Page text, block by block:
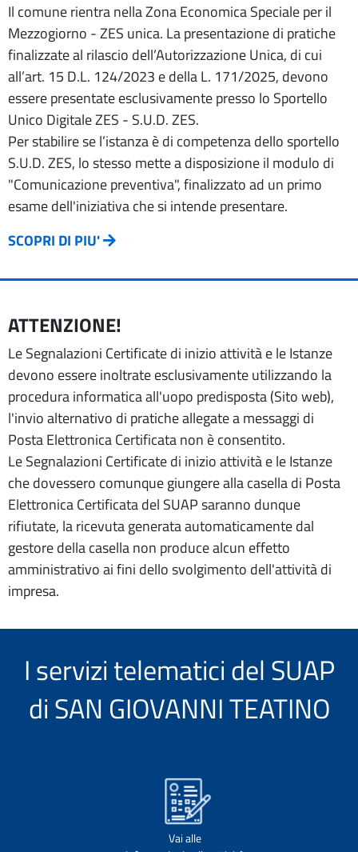
Il comune rientra nella Zona Economica Speciale per il
Mezzogiorno - ZES unica. La presentazione di pratiche
finalizzate al rilascio dell’Autorizzazione Unica, di cui
all’art. 15 D.L. 124/2023 e della L. 171/2025, devono
essere presentate esclusivamente presso lo Sportello
Unico Digitale ZES - S.U.D. ZES.
Per stabilire se l’istanza è di competenza dello sportello
S.U.D. ZES, lo stesso mette a disposizione il modulo di
"Comunicazione preventiva", finalizzato ad un primo
esame dell'iniziativa che si intende presentare.
SCOPRI DI PIU'
ATTENZIONE!
Le Segnalazioni Certificate di inizio attività e le Istanze
devono essere inoltrate esclusivamente utilizzando la
procedura informatica all'uopo predisposta (Sito web),
l'invio alternativo di pratiche allegate a messaggi di
Posta Elettronica Certificata non è consentito.
Le Segnalazioni Certificate di inizio attività e le Istanze
che dovessero comunque giungere alla casella di Posta
Elettronica Certificata del SUAP saranno dunque
rifiutate, la ricevuta generata automaticamente dal
gestore della casella non produce alcun effetto
amministrativo ai fini dello svolgimento dell'attività di
impresa.
I servizi telematici del SUAP
di SAN GIOVANNI TEATINO
Vai alle